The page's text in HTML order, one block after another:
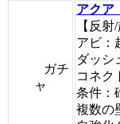
ガチ
ャ
アクア
【反射
アビ：
ダッシ
コネク
条件：
複数の